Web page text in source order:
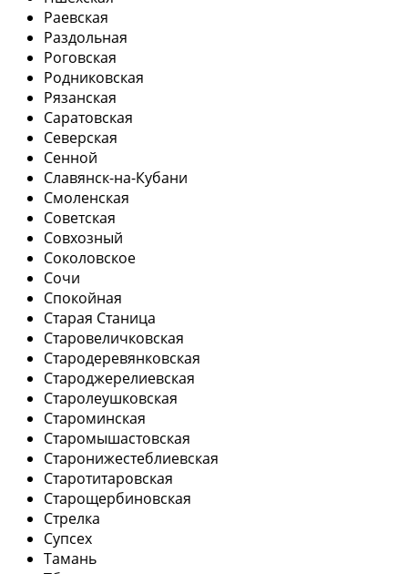
Раевская
Раздольная
Роговская
Родниковская
Рязанская
Саратовская
Северская
Сенной
Славянск-на-Кубани
Смоленская
Советская
Совхозный
Соколовское
Сочи
Спокойная
Старая Станица
Старовеличковская
Стародеревянковская
Староджерелиевская
Старолеушковская
Староминская
Старомышастовская
Старонижестеблиевская
Старотитаровская
Старощербиновская
Стрелка
Супсех
Тамань